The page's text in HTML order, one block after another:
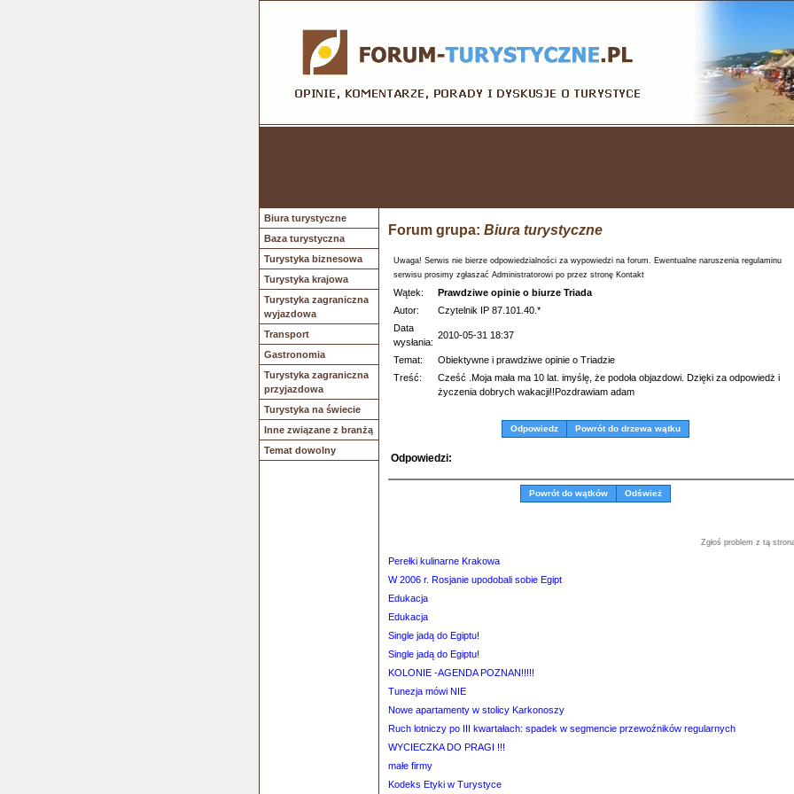
Biura turystyczne
Baza turystyczna
Turystyka biznesowa
Turystyka krajowa
Turystyka zagraniczna
wyjazdowa
Transport
Gastronomia
Turystyka zagraniczna
przyjazdowa
Turystyka na świecie
Inne związane z branżą
Temat dowolny
Forum grupa: Biura turystyczne
Uwaga! Serwis nie bierze odpowiedzialności za wypowiedzi na forum. Ewentualne naruszenia regulaminu
serwisu prosimy zgłaszać Administratorowi po przez stronę Kontakt
Wątek:
Prawdziwe opinie o biurze Triada
Autor:
Czytelnik IP 87.101.40.*
Data
wysłania:
2010-05-31 18:37
Temat:
Obiektywne i prawdziwe opinie o Triadzie
Treść:
Cześć .Moja mała ma 10 lat. imyślę, że podoła objazdowi. Dzięki za odpowiedż i
życzenia dobrych wakacji!!Pozdrawiam adam
Odpowiedz Powrót do drzewa wątku
Odpowiedzi:
Powrót do wątków Odśwież
Zgłoś problem z tą
Perełki kulinarne Krakowa
W 2006 r. Rosjanie upodobali sobie Egipt
Edukacja
Edukacja
Single jadą do Egiptu!
Single jadą do Egiptu!
KOLONIE -AGENDA POZNAN!!!!!
Tunezja mówi NIE
Nowe apartamenty w stolicy Karkonoszy
Ruch lotniczy po III kwartałach: spadek w segmencie przewoźników regularnych
WYCIECZKA DO PRAGI !!!
małe firmy
Kodeks Etyki w Turystyce